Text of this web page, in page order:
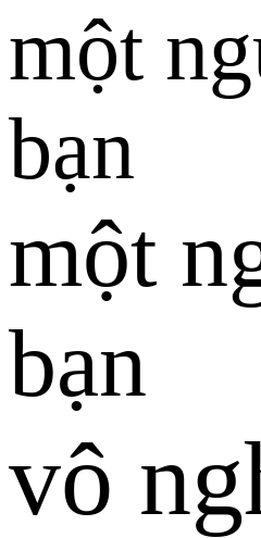
một
bạn
một
bạn
vô